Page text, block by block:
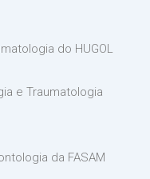
do HUGOL
e Traumatologia
da FASAM